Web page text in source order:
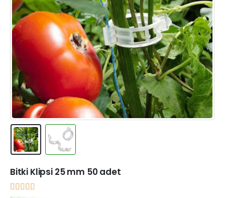
Bitki Klipsi 25 mm 50 adet